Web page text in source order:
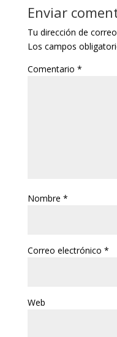
Enviar
Tu dirección de
Los campos
Comentario *
Nombre *
Correo electrónico *
Web